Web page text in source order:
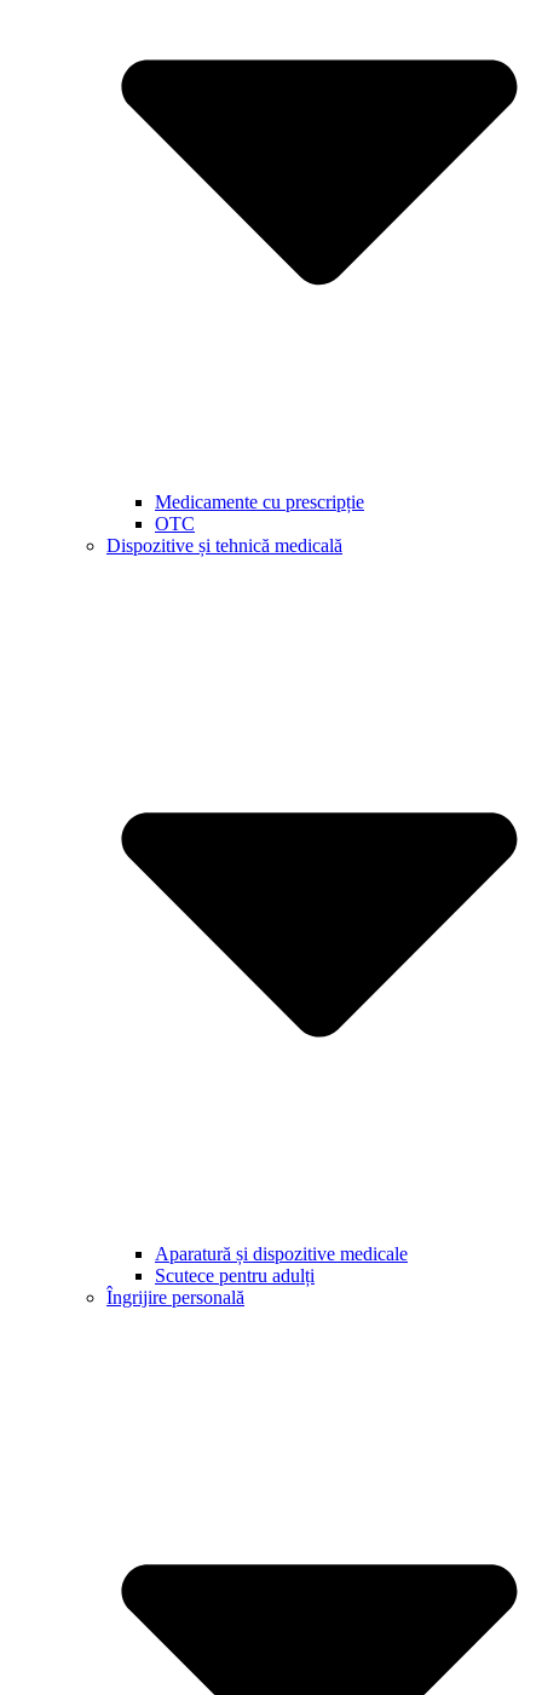
Medicamente cu prescripție
OTC
Dispozitive și tehnică medicală
Aparatură și dispozitive medicale
Scutece pentru adulți
Îngrijire personală